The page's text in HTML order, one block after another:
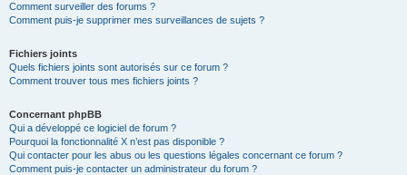
Comment surveiller des forums ?
Comment puis-je supprimer mes surveillances de sujets ?
Fichiers joints
Quels fichiers joints sont autorisés sur ce forum ?
Comment trouver tous mes fichiers joints ?
Concernant phpBB
Qui a développé ce logiciel de forum ?
Pourquoi la fonctionnalité X n’est pas disponible ?
Qui contacter pour les abus ou les questions légales concernant ce forum ?
Comment puis-je contacter un administrateur du forum ?